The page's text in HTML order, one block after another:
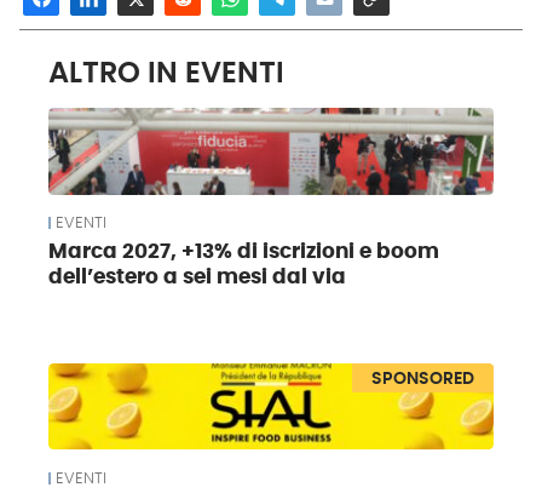
ALTRO IN EVENTI
EVENTI
Marca 2027, +13% di iscrizioni e boom
dell’estero a sei mesi dal via
SPONSORED
EVENTI